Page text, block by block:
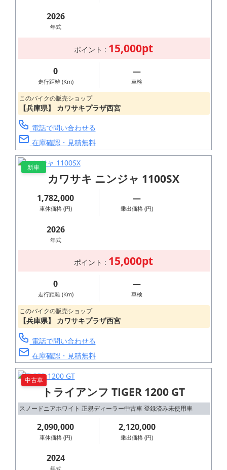
2026
年式
ポイント : 15,000pt
0
走行距離 (Km)
―
車検
このバイクの販売ショップ
【兵庫県】 カワサキプラザ西宮
電話で問い合わせる
在庫確認・見積無料
新車
カワサキ ニンジャ 1100SX
1,782,000
車体価格 (円)
―
乗出価格 (円)
2026
年式
ポイント : 15,000pt
0
走行距離 (Km)
―
車検
このバイクの販売ショップ
【兵庫県】 カワサキプラザ西宮
電話で問い合わせる
在庫確認・見積無料
中古車
トライアンフ TIGER 1200 GT
スノードニアホワイト 正規ディーラー中古車 登録済み未使用車
2,090,000
車体価格 (円)
2,120,000
乗出価格 (円)
2024
年式